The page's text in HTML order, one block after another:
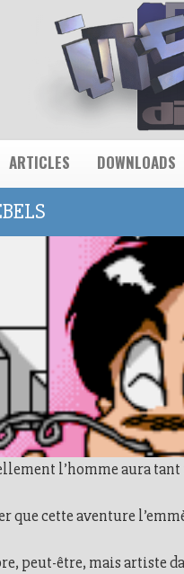
ARTICLES DOWNLOADS
l’homme aura
que cette aventure
peut-être, mais artiste